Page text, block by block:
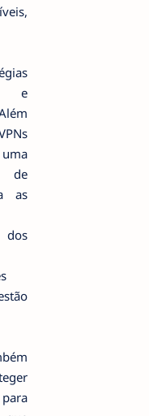
e
de
as